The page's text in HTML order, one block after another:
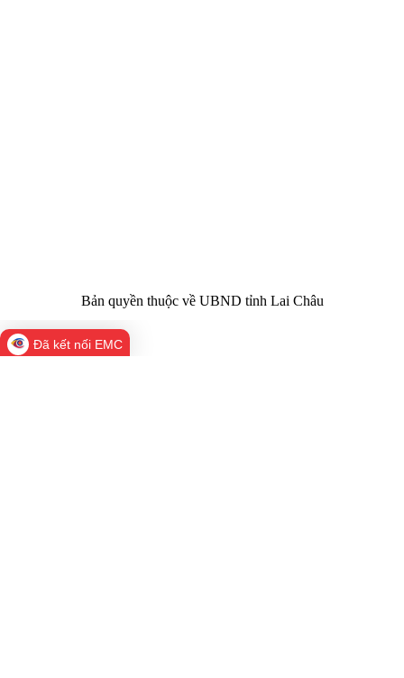
Bản quyền thuộc về UBND tỉnh Lai Châu
Đã kết nối EMC